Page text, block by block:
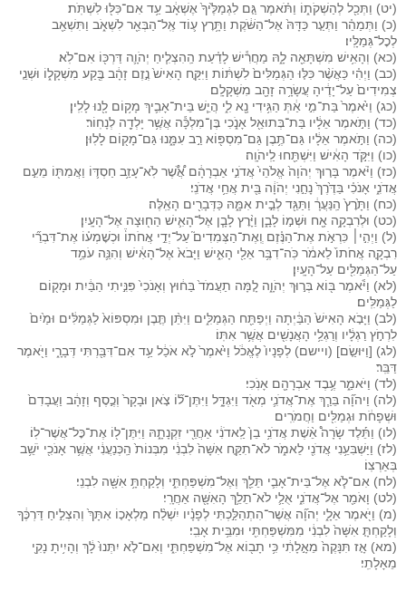
(יט) וַתְּכַ֖ל לְהַשְׁקֹת֑וֹ וַתֹּ֗אמֶר גַּ֤ם לִגְמַלֶּ֙יךָ֙ אֶשְׁאָ֔ב עַ֥ד אִם־כִּלּ֖וּ לִשְׁתֹּֽת׃
(כ) וַתְּמַהֵ֗ר וַתְּעַ֤ר כַּדָּהּ֙ אֶל־הַשֹּׁ֔קֶת וַתָּ֥רׇץ ע֛וֹד אֶֽל־הַבְּאֵ֖ר לִשְׁאֹ֑ב וַתִּשְׁאַ֖ב
לְכׇל־גְּמַלָּֽיו׃
(כא) וְהָאִ֥ישׁ מִשְׁתָּאֵ֖ה לָ֑הּ מַחֲרִ֕ישׁ לָדַ֗עַת הַֽהִצְלִ֧יחַ יְהֹוָ֛ה דַּרְכּ֖וֹ אִם־לֹֽא׃
(כב) וַיְהִ֗י כַּאֲשֶׁ֨ר כִּלּ֤וּ הַגְּמַלִּים֙ לִשְׁתּ֔וֹת וַיִּקַּ֤ח הָאִישׁ֙ נֶ֣זֶם זָהָ֔ב בֶּ֖קַע מִשְׁקָל֑וֹ וּשְׁנֵ֤י
צְמִידִים֙ עַל־יָדֶ֔יהָ עֲשָׂרָ֥ה זָהָ֖ב מִשְׁקָלָֽם׃
(כג) וַיֹּ֙אמֶר֙ בַּת־מִ֣י אַ֔תְּ הַגִּ֥ידִי נָ֖א לִ֑י הֲיֵ֧שׁ בֵּית־אָבִ֛יךְ מָק֥וֹם לָ֖נוּ לָלִֽין׃
(כד) וַתֹּ֣אמֶר אֵלָ֔יו בַּת־בְּתוּאֵ֖ל אָנֹ֑כִי בֶּן־מִלְכָּ֕ה אֲשֶׁ֥ר יָלְדָ֖ה לְנָחֽוֹר׃
(כה) וַתֹּ֣אמֶר אֵלָ֔יו גַּם־תֶּ֥בֶן גַּם־מִסְפּ֖וֹא רַ֣ב עִמָּ֑נוּ גַּם־מָק֖וֹם לָלֽוּן׃
(כו) וַיִּקֹּ֣ד הָאִ֔ישׁ וַיִּשְׁתַּ֖חוּ לַֽיהֹוָֽה׃
(כז) וַיֹּ֗אמֶר בָּר֤וּךְ יְהֹוָה֙ אֱלֹהֵי֙ אֲדֹנִ֣י אַבְרָהָ֔ם אֲ֠שֶׁ֠ר לֹֽא־עָזַ֥ב חַסְדּ֛וֹ וַאֲמִתּ֖וֹ מֵעִ֣ם
אֲדֹנִ֑י אָנֹכִ֗י בַּדֶּ֙רֶךְ֙ נָחַ֣נִי יְהֹוָ֔ה בֵּ֖ית אֲחֵ֥י אֲדֹנִֽי׃
(כח) וַתָּ֙רׇץ֙ הַֽנַּעֲרָ֔ וַתַּגֵּ֖ד לְבֵ֣ית אִמָּ֑הּ כַּדְּבָרִ֖ים הָאֵֽלֶּה׃
(כט) וּלְרִבְקָ֥ה אָ֖ח וּשְׁמ֣וֹ לָבָ֑ן וַיָּ֨רׇץ לָבָ֧ן אֶל־הָאִ֛ישׁ הַח֖וּצָה אֶל־הָעָֽיִן׃
(ל) וַיְהִ֣י׀ כִּרְאֹ֣ת אֶת־הַנֶּ֗זֶם וְֽאֶת־הַצְּמִדִים֮ עַל־יְדֵ֣י אֲחֹתוֹ֒ וּכְשׇׁמְע֗וֹ אֶת־דִּבְרֵ֞י
רִבְקָ֤ה אֲחֹתוֹ֙ לֵאמֹ֔ר כֹּֽה־דִבֶּ֥ר אֵלַ֖י הָאִ֑ישׁ וַיָּבֹא֙ אֶל־הָאִ֔ישׁ וְהִנֵּ֛ה עֹמֵ֥ד
עַל־הַגְּמַלִּ֖ים עַל־הָעָֽיִן׃
(לא) וַיֹּ֕אמֶר בּ֖וֹא בְּר֣וּךְ יְהֹוָ֑ה לָ֤מָּה תַעֲמֹד֙ בַּח֔וּץ וְאָנֹכִי֙ פִּנִּ֣יתִי הַבַּ֔יִת וּמָק֖וֹם
לַגְּמַלִּֽים׃
(לב) וַיָּבֹ֤א הָאִישׁ֙ הַבַּ֔יְתָה וַיְפַתַּ֖ח הַגְּמַלִּ֑ים וַיִּתֵּ֨ן תֶּ֤בֶן וּמִסְפּוֹא֙ לַגְּמַלִּ֔ים וּמַ֙יִם֙
לִרְחֹ֣ץ רַגְלָ֔יו וְרַגְלֵ֥י הָאֲנָשִׁ֖ים אֲשֶׁ֥ר אִתּֽוֹ׃
(לג) [וַיּוּשַׂ֤ם] (ויישם) לְפָנָיו֙ לֶאֱכֹ֔ל וַיֹּ֙אמֶר֙ לֹ֣א אֹכַ֔ל עַ֥ד אִם־דִּבַּ֖רְתִּי דְּבָרָ֑י וַיֹּ֖אמֶר
דַּבֵּֽר׃
(לד) וַיֹּאמַ֑ר עֶ֥בֶד אַבְרָהָ֖ם אָנֹֽכִי׃
(לה) וַיהֹוָ֞ה בֵּרַ֧ךְ אֶת־אֲדֹנִ֛י מְאֹ֖ד וַיִּגְדָּ֑ל וַיִּתֶּן־ל֞וֹ צֹ֤אן וּבָקָר֙ וְכֶ֣סֶף וְזָהָ֔ב וַעֲבָדִם֙
וּשְׁפָחֹ֔ת וּגְמַלִּ֖ים וַחֲמֹרִֽים׃
(לו) וַתֵּ֡לֶד שָׂרָה֩ אֵ֨שֶׁת אֲדֹנִ֥י בֵן֙ לַֽאדֹנִ֔י אַחֲרֵ֖י זִקְנָתָ֑הּ וַיִּתֶּן־ל֖וֹ אֶת־כׇּל־אֲשֶׁר־לֽוֹ׃
(לז) וַיַּשְׁבִּעֵ֥נִי אֲדֹנִ֖י לֵאמֹ֑ר לֹא־תִקַּ֤ח אִשָּׁה֙ לִבְנִ֔י מִבְּנוֹת֙ הַֽכְּנַעֲנִ֔י אֲשֶׁ֥ר אָנֹכִ֖י יֹשֵׁ֥ב
בְּאַרְצֽוֹ׃
(לח) אִם־לֹ֧א אֶל־בֵּית־אָבִ֛י תֵּלֵ֖ךְ וְאֶל־מִשְׁפַּחְתִּ֑י וְלָקַחְתָּ֥ אִשָּׁ֖ה לִבְנִֽי׃
(לט) וָאֹמַ֖ר אֶל־אֲדֹנִ֑י אֻלַ֛י לֹא־תֵלֵ֥ךְ הָאִשָּׁ֖ה אַחֲרָֽי׃
(מ) וַיֹּ֖אמֶר אֵלָ֑י יְהֹוָ֞ה אֲשֶׁר־הִתְהַלַּ֣כְתִּי לְפָנָ֗יו יִשְׁלַ֨ח מַלְאָכ֤וֹ אִתָּךְ֙ וְהִצְלִ֣יחַ דַּרְכֶּ֔ךָ
וְלָקַחְתָּ֤ אִשָּׁה֙ לִבְנִ֔י מִמִּשְׁפַּחְתִּ֖י וּמִבֵּ֥ית אָבִֽי׃
(מא) אָ֤ז תִּנָּקֶה֙ מֵאָ֣לָתִ֔י כִּ֥י תָב֖וֹא אֶל־מִשְׁפַּחְתִּ֑י וְאִם־לֹ֤א יִתְּנוּ֙ לָ֔ךְ וְהָיִ֥יתָ נָקִ֖י
מֵאָלָתִֽי׃